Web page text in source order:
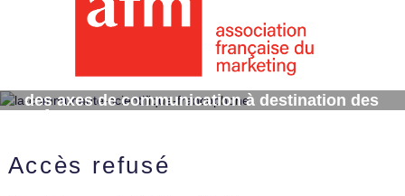
des axes de communication à destination des
enfants consommateurs
Accès refusé